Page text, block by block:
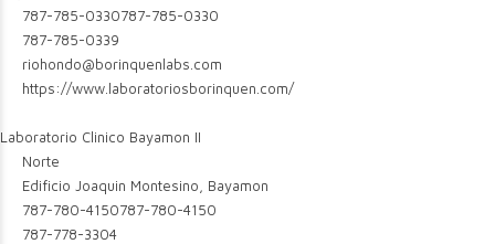
787-785-0330787-785-0330
787-785-0339
riohondo@borinquenlabs.com
https://www.laboratoriosborinquen.com/
Laboratorio Clinico Bayamon II
Norte
Edificio Joaquin Montesino, Bayamon
787-780-4150787-780-4150
787-778-3304